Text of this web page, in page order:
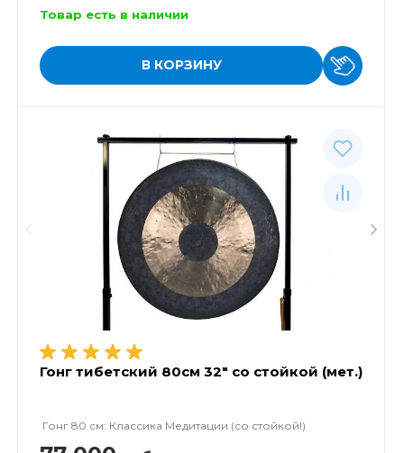
Товар есть в наличии
В КОРЗИНУ
Гонг тибетский 80см 32" со стойкой (мет.)
Гонг 80 см: Классика Медитации (со стойкой!)